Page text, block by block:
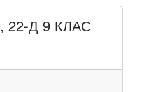
22-Д 9 КЛАС